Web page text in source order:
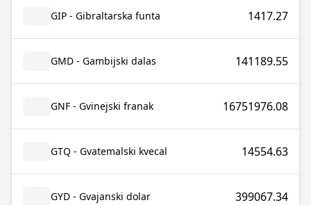
GIP - Gibraltarska funta 1417.27
GMD - Gambijski dalas 141189.55
GNF - Gvinejski franak 16751976.08
GTQ - Gvatemalski kvecal 14554.63
GYD - Gvajanski dolar 399067.34